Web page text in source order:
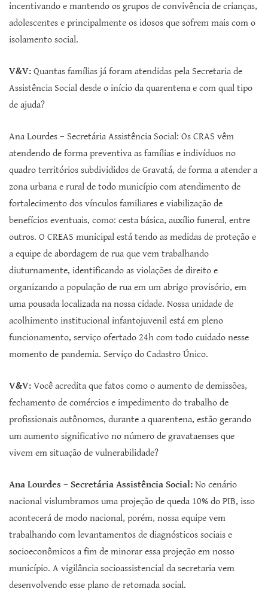
incentivando e mantendo os grupos de convivência de crianças,
adolescentes e principalmente os idosos que sofrem mais com o
isolamento social.
V&V: Quantas famílias já foram atendidas pela Secretaria de
Assistência Social desde o início da quarentena e com qual tipo
de ajuda?
Ana Lourdes – Secretária Assistência Social: Os CRAS vêm
atendendo de forma preventiva as famílias e indivíduos no
quadro territórios subdivididos de Gravatá, de forma a atender a
zona urbana e rural de todo município com atendimento de
fortalecimento dos vínculos familiares e viabilização de
benefícios eventuais, como: cesta básica, auxílio funeral, entre
outros. O CREAS municipal está tendo as medidas de proteção e
a equipe de abordagem de rua que vem trabalhando
diuturnamente, identificando as violações de direito e
organizando a população de rua em um abrigo provisório, em
uma pousada localizada na nossa cidade. Nossa unidade de
acolhimento institucional infantojuvenil está em pleno
funcionamento, serviço ofertado 24h com todo cuidado nesse
momento de pandemia. Serviço do Cadastro Único.
V&V: Você acredita que fatos como o aumento de demissões,
fechamento de comércios e impedimento do trabalho de
profissionais autônomos, durante a quarentena, estão gerando
um aumento significativo no número de gravataenses que
vivem em situação de vulnerabilidade?
Ana Lourdes – Secretária Assistência Social: No cenário
nacional vislumbramos uma projeção de queda 10% do PIB, isso
acontecerá de modo nacional, porém, nossa equipe vem
trabalhando com levantamentos de diagnósticos sociais e
socioeconômicos a fim de minorar essa projeção em nosso
município. A vigilância socioassistencial da secretaria vem
desenvolvendo esse plano de retomada social.